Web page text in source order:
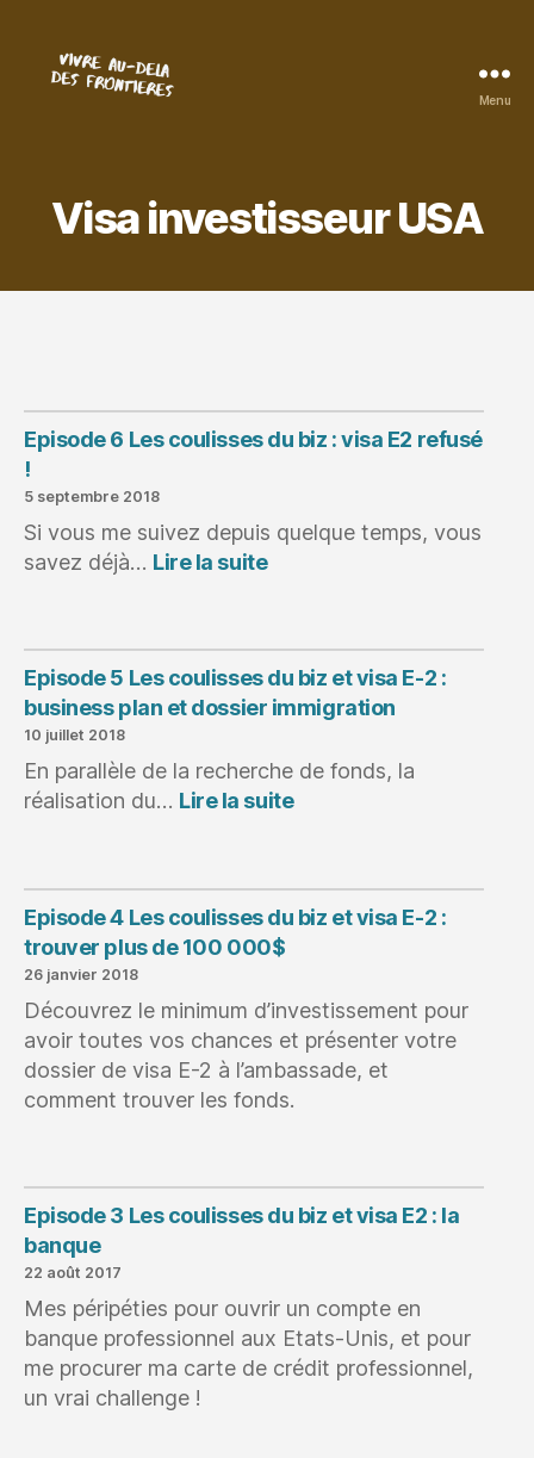
des
frontières
Menu
Visa investisseur USA
Episode 6 Les coulisses du biz : visa E2 refusé
!
5 septembre 2018
Si vous me suivez depuis quelque temps, vous
savez déjà… Lire la suite:
coulisses
du
biz
visa
E2
Episode 5 Les coulisses du biz et visa E-2 :
business plan et dossier immigration
10 juillet 2018
En parallèle de la recherche de fonds, la
réalisation du… Lire la suite:
coulisses
du
visa
E-
2
:
business
dossier
immigration
Episode 4 Les coulisses du biz et visa E-2 :
trouver plus de 100 000$
26 janvier 2018
Découvrez le minimum d’investissement pour
avoir toutes vos chances et présenter votre
dossier de visa E-2 à l’ambassade, et
comment trouver les fonds.
Episode 3 Les coulisses du biz et visa E2 : la
banque
22 août 2017
Mes péripéties pour ouvrir un compte en
banque professionnel aux Etats-Unis, et pour
me procurer ma carte de crédit professionnel,
un vrai challenge !